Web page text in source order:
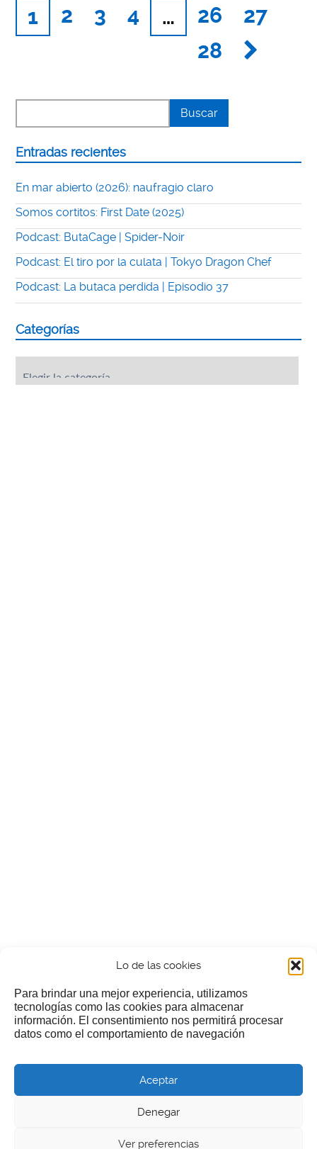
Lo de las cookies
Para brindar una mejor experiencia, utilizamos
tecnologías como las cookies para almacenar
información. El consentimiento nos permitirá procesar
datos como el comportamiento de navegación
Aceptar
Denegar
Ver preferencias
1 2 3 4 … 26
27
28
Entradas recientes
En mar abierto (2026): naufragio claro
Somos cortitos: First Date (2025)
Podcast: ButaCage | Spider-Noir
Podcast: El tiro por la culata | Tokyo Dragon Chef
Podcast: La butaca perdida | Episodio 37
Categorías
¿Nos invitas a un cafecillo?
Si te gusta nuestra web puedes echar limosna a estos